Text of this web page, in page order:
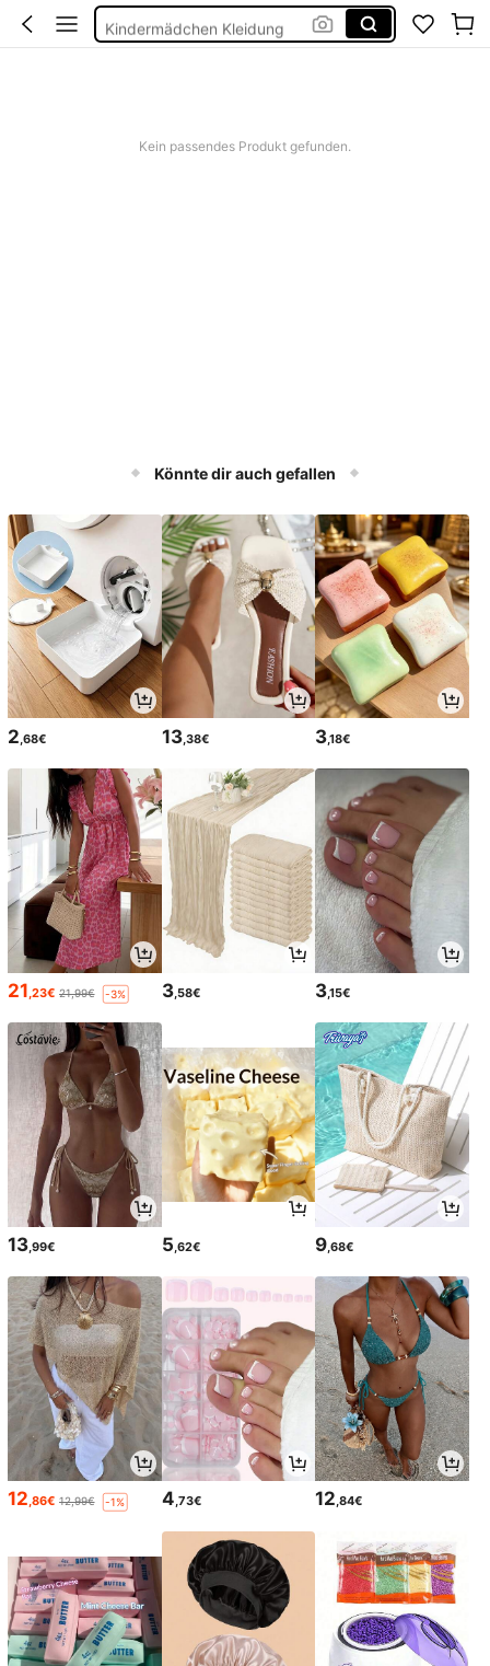
Kindermädchen Kleidung
Kein passendes Produkt gefunden.
Könnte dir auch gefallen
2 ,68€ 13,38€ 3,18€
21,23€ 21,99€ -3% 3,58€ 3,15€
13,99€ 5,62€ 9,68€
12,86€ 12,99€ -1% 4,73€ 12,84€